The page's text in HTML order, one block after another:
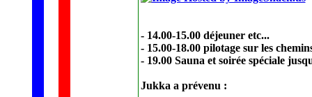
- 14.00-15.00 déjeuner etc...
- 15.00-18.00 pilotage sur les
- 19.00 Sauna et soirée spéciale
Jukka a prévenu :